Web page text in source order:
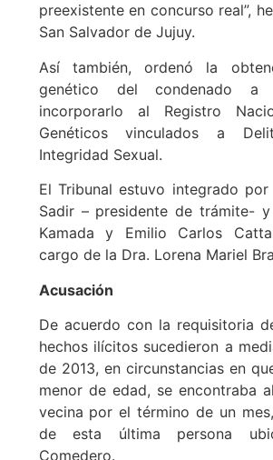
preexistente en concurso real”,
San Salvador de Jujuy.
Así también, ordenó la
genético del condenado
incorporarlo al Registro
Genéticos vinculados a
Integridad Sexual.
El Tribunal estuvo integrado
Sadir – presidente de trámite-
Kamada y Emilio Carlos
cargo de la Dra. Lorena Mariel
Acusación
De acuerdo con la requisitoria
hechos ilícitos sucedieron a
de 2013, en circunstancias en
menor de edad, se encontraba
vecina por el término de un
de esta última persona
Comedero.